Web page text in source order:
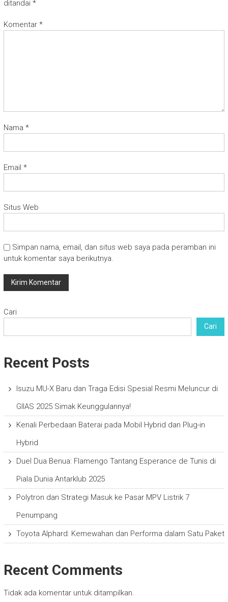
ditandai *
Komentar *
Nama *
Email *
Situs Web
Simpan nama, email, dan situs web saya pada peramban ini
untuk komentar saya berikutnya.
Cari
Cari
Recent Posts
Isuzu MU-X Baru dan Traga Edisi Spesial Resmi Meluncur di
GIIAS 2025 Simak Keunggulannya!
Kenali Perbedaan Baterai pada Mobil Hybrid dan Plug-in
Hybrid
Duel Dua Benua: Flamengo Tantang Esperance de Tunis di
Piala Dunia Antarklub 2025
Polytron dan Strategi Masuk ke Pasar MPV Listrik 7
Penumpang
Toyota Alphard: Kemewahan dan Performa dalam Satu Paket
Recent Comments
Tidak ada komentar untuk ditampilkan.